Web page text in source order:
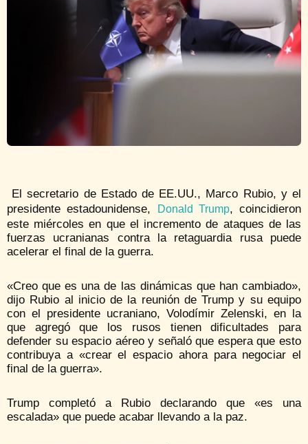
El secretario de Estado de EE.UU., Marco Rubio, y el
presidente estadounidense,
Donald Trump, coincidieron
este miércoles en que el incremento de ataques de las
fuerzas ucranianas contra la retaguardia rusa puede
acelerar el final de la guerra.
«Creo que es una de las dinámicas que han cambiado»,
dijo Rubio al inicio de la reunión de Trump y su equipo
con el presidente ucraniano, Volodímir Zelenski, en la
que agregó que los rusos tienen dificultades para
defender su espacio aéreo y señaló que espera que esto
contribuya a «crear el espacio ahora para negociar el
final de la guerra».
Trump completó a Rubio declarando que «es una
escalada» que puede acabar llevando a la paz.